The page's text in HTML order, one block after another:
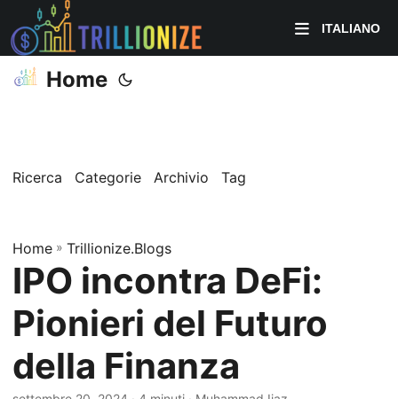
ITALIANO
Home
Ricerca Categorie Archivio Tag
Home » Trillionize.Blogs
IPO incontra DeFi:
Pionieri del Futuro
della Finanza